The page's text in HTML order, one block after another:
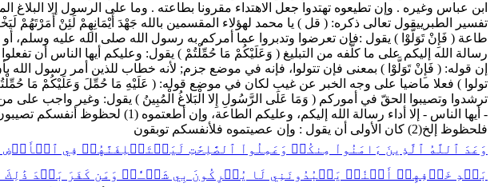
ابن عباس وغيره . وإن تطيعوه تهتدوا جعل الاهتداء مقرونا بطاعته . وما على الرسول إلا البلاغ
تفسير الطبرييقول تعالى ذكره: ( قل ) يا محمد لهؤلاء المقسمين بالله جَهْدَ أَيْمَانِهِمْ لَئِنْ أَمَرْتَهُمْ
طاعة ( فَإِنْ تَوَلَّوْا ) يقول :فإن تعرضوا وتدبروا عما أمركم به رسول الله صلى الله عليه وسلم، أو
رسالة الله إليكم على ما كلَّفه من التبليغ ( وَعَلَيْكُمْ مَا حُمِّلْتُمْ ) يقول: وعليكم أيها الناس أن
إن قوله: ( فَإِنْ تَوَلَّوْا ) بمعنى فإن تتولوا، فإنه في موضع جزم; لأنه خطاب للذين أمر رسول
تولوا ) فعلا ماضيا على وجه الخبر عن غيب لكان في موضع قوله: ( عَلَيْهِ مَا حُمِّلَ وَعَلَيْكُمْ مَا
ترشدوا وتصيبوا الحقّ في أموركم ( وَمَا عَلَى الرَّسُولِ إِلا الْبَلاغُ الْمُبِينُ ) يقول: وغير واجب على من
فلحظوظ إلخ(2) كان الأولى أن يقول : وإن عصيتموه فلأنفسكم توبقون
وَعَدَ ٱللَّهُ ٱلَّذِينَ ءَامَنُواْ مِنكُمۡ وَعَمِلُواْ ٱلصَّٰلِحَٰتِ لَيَسۡتَخۡلِفَنَّهُمۡ فِي
بَعۡدِ خَوۡفِهِمۡ أَمۡنٗاۚ يَعۡبُدُونَنِي لَا يُشۡرِكُونَ بِي شَيۡـٔٗاۚ وَمَن كَفَرَ بَعۡدَ ذَٰلِكَ